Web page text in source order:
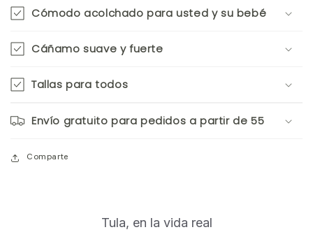
Cómodo acolchado para usted y su bebé
Cáñamo suave y fuerte
Tallas para todos
Envío gratuito para pedidos a partir de 55
Comparte
Tula, en la vida real